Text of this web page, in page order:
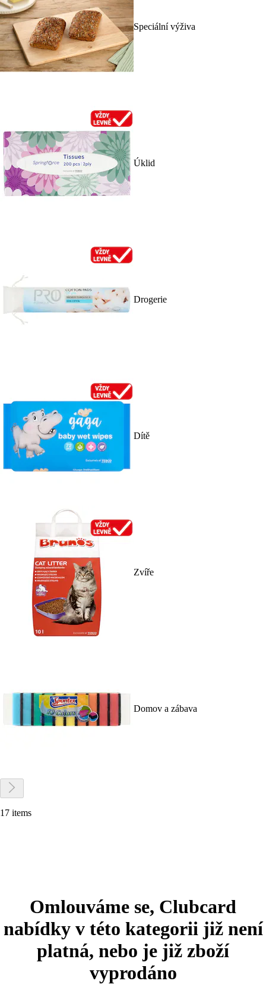
Speciální výživa
Úklid
Drogerie
Dítě
Zvíře
Domov a zábava
17 items
Omlouváme se, Clubcard
nabídky v této kategorii již není
platná, nebo je již zboží
vyprodáno